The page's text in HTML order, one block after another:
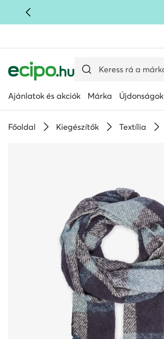
UGRÁS A FŐ TARTALOMRA
Ajánlatok és akciók Márka Újdonságok
Főoldal Kiegészítők Textília